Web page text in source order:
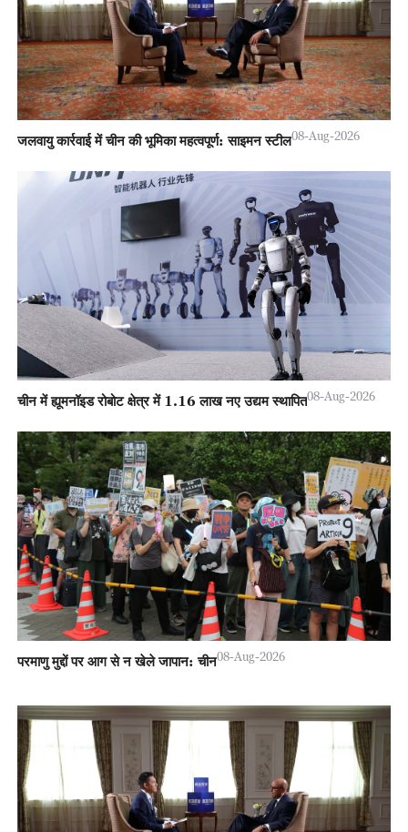
जलवायु कार्रवाई में चीन की भूमिका महत्वपूर्ण: साइमन स्टील08-Aug-2026
चीन में ह्यूमनॉइड रोबोट क्षेत्र में 1.16 लाख नए उद्यम स्थापित08-Aug-2026
परमाणु मुद्दों पर आग से न खेले जापान: चीन08-Aug-2026